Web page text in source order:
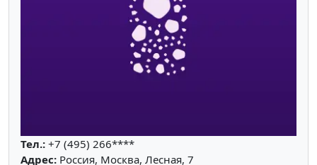
Тел.: +7 (495) 266****
Адрес: Россия, Москва, Лесная, 7